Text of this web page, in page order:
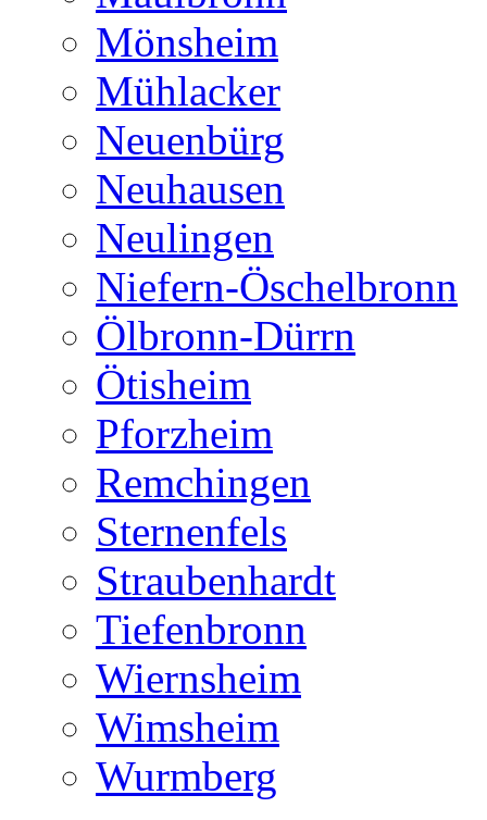
Mönsheim
Mühlacker
Neuenbürg
Neuhausen
Neulingen
Niefern-Öschelbronn
Ölbronn-Dürrn
Ötisheim
Pforzheim
Remchingen
Sternenfels
Straubenhardt
Tiefenbronn
Wiernsheim
Wimsheim
Wurmberg